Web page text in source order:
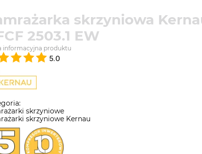
skrzyniowa
2503.1 EW
informacyjna produktu
5.0
skrzyniowe
skrzyniowe Kernau